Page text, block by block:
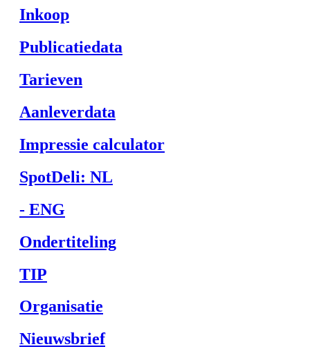
Inkoop
Publicatiedata
Tarieven
Aanleverdata
Impressie calculator
SpotDeli: NL
- ENG
Ondertiteling
TIP
Organisatie
Nieuwsbrief